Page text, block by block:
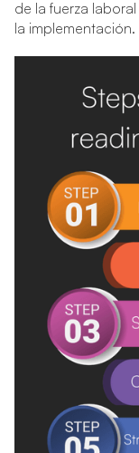
de la fuerza
la implementación.